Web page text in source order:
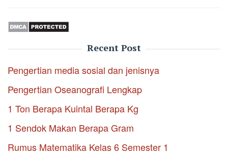
Recent Post
Pengertian media sosial dan jenisnya
Pengertian Oseanografi Lengkap
1 Ton Berapa Kuintal Berapa Kg
1 Sendok Makan Berapa Gram
Rumus Matematika Kelas 6 Semester 1